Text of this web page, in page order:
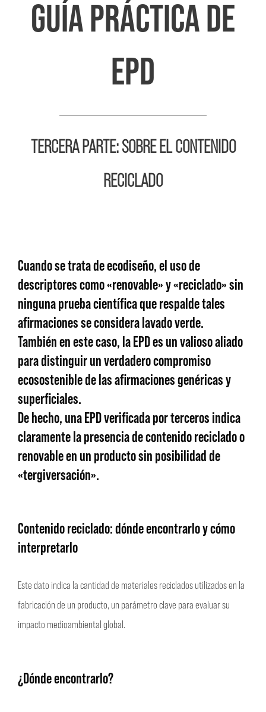
GUÍA PRÁCTICA DE
EPD
TERCERA PARTE: SOBRE EL CONTENIDO
RECICLADO
Cuando se trata de ecodiseño, el uso de
descriptores como «renovable» y «reciclado» sin
ninguna prueba científica que respalde tales
afirmaciones se considera lavado verde.
También en este caso, la EPD es un valioso aliado
para distinguir un verdadero compromiso
ecosostenible de las afirmaciones genéricas y
superficiales.
De hecho, una EPD verificada por terceros indica
claramente la presencia de contenido reciclado o
renovable en un producto sin posibilidad de
«tergiversación».
Contenido reciclado: dónde encontrarlo y cómo
interpretarlo
Este dato indica la cantidad de materiales reciclados utilizados en la
fabricación de un producto, un parámetro clave para evaluar su
impacto medioambiental global.
¿Dónde encontrarlo?